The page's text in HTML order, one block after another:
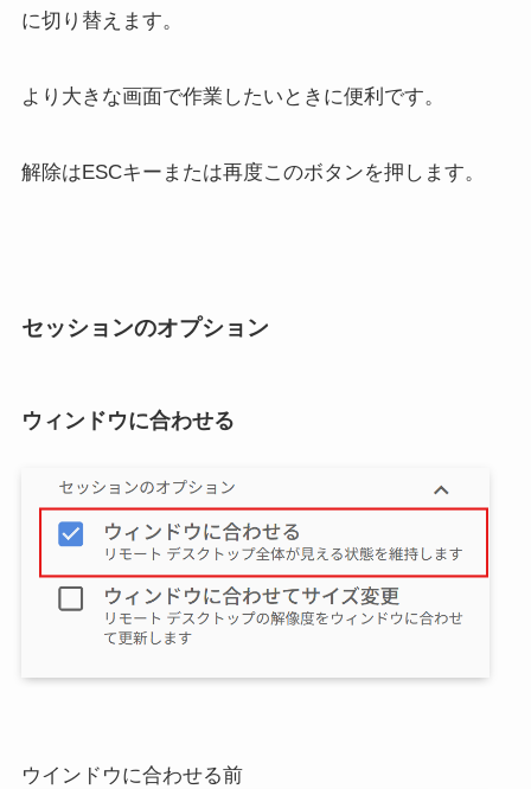
に切り替えます。
より大きな画面で作業したいときに便利です。
解除はESCキーまたは再度このボタンを押します。
セッションのオプション
ウィンドウに合わせる
ウインドウに合わせる前